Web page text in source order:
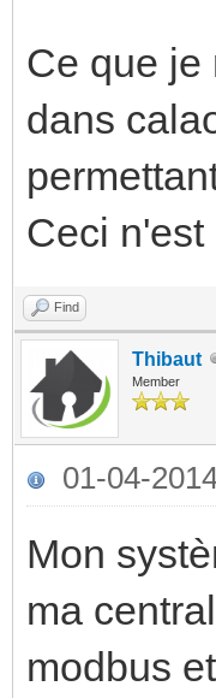
Ce que je
dans
Ceci
Find
Thibaut
Member
01-04-
Mon
ma
modbus